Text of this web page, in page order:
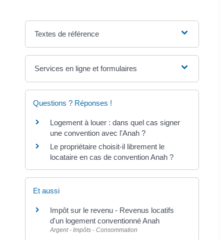
Textes de référence
Services en ligne et formulaires
Questions ? Réponses !
Logement à louer : dans quel cas signer
une convention avec l'Anah ?
Le propriétaire choisit-il librement le
locataire en cas de convention Anah ?
Et aussi
Impôt sur le revenu - Revenus locatifs
d'un logement conventionné Anah
Argent - Impôts - Consommation